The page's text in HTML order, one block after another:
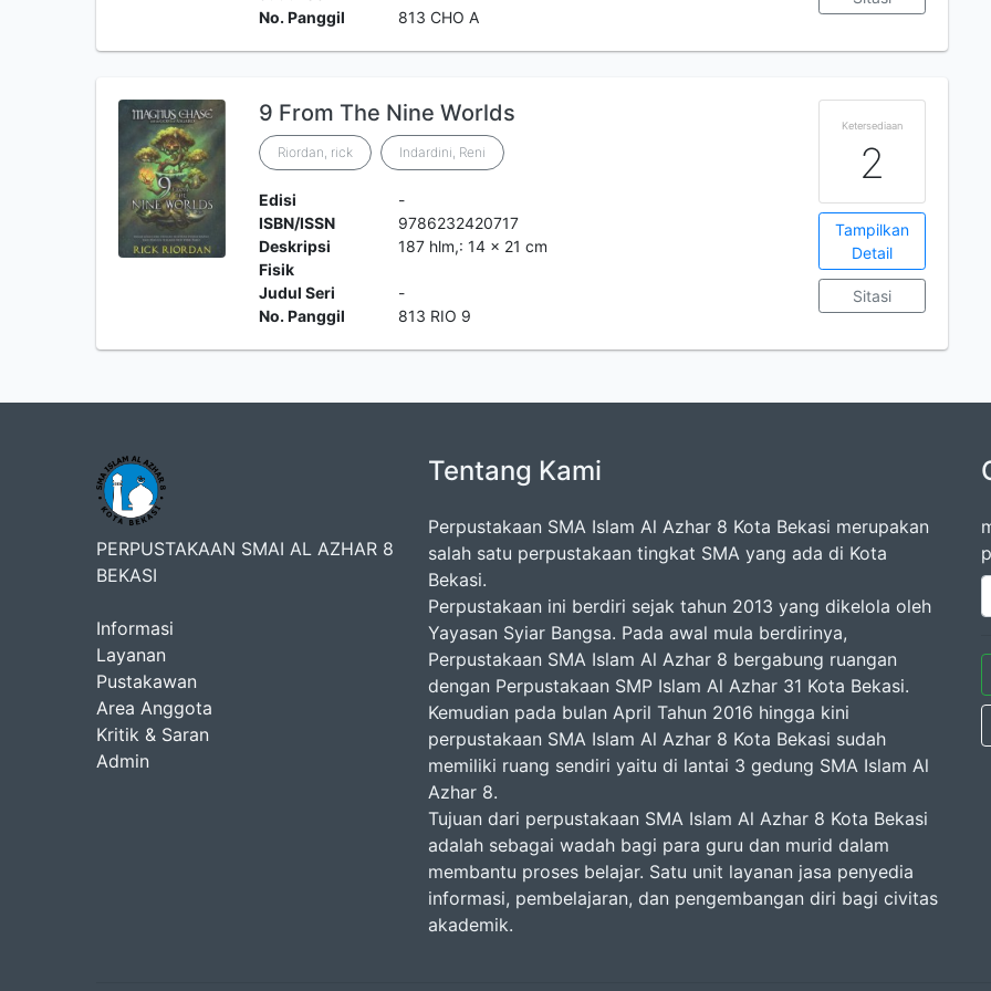
No. Panggil
813 CHO A
9 From The Nine Worlds
Riordan, rick Indardini, Reni
Edisi
-
ISBN/ISSN
9786232420717
Deskripsi
Fisik
187 hlm,: 14 x 21 cm
Judul Seri
-
No. Panggil
813 RIO 9
Ketersediaan
2
Tampilkan
Detail
Sitasi
PERPUSTAKAAN SMAI AL AZHAR 8
BEKASI
Informasi
Layanan
Pustakawan
Area Anggota
Kritik & Saran
Admin
Tentang Kami
Perpustakaan SMA Islam Al Azhar 8 Kota Bekasi merupakan
salah satu perpustakaan tingkat SMA yang ada di Kota
Bekasi.
Perpustakaan ini berdiri sejak tahun 2013 yang dikelola oleh
Yayasan Syiar Bangsa. Pada awal mula berdirinya,
Perpustakaan SMA Islam Al Azhar 8 bergabung ruangan
dengan Perpustakaan SMP Islam Al Azhar 31 Kota Bekasi.
Kemudian pada bulan April Tahun 2016 hingga kini
perpustakaan SMA Islam Al Azhar 8 Kota Bekasi sudah
memiliki ruang sendiri yaitu di lantai 3 gedung SMA Islam Al
Azhar 8.
Tujuan dari perpustakaan SMA Islam Al Azhar 8 Kota Bekasi
adalah sebagai wadah bagi para guru dan murid dalam
membantu proses belajar. Satu unit layanan jasa penyedia
informasi, pembelajaran, dan pengembangan diri bagi civitas
akademik.